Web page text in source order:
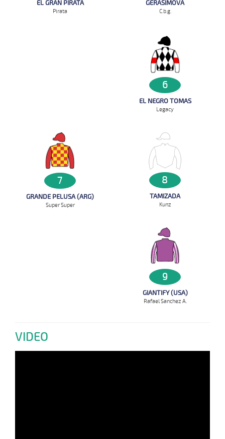
EL GRAN PIRATA
Pirata
GERASIMOVA
C.b.g.
6
EL NEGRO TOMAS
Legacy
7
GRANDE PELUSA (ARG)
Super Super
8
TAMIZADA
Kunz
9
GIANTIFY (USA)
Rafael Sanchez A.
VIDEO